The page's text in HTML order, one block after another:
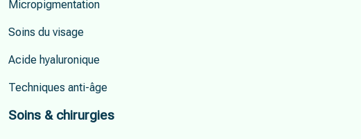
Micropigmentation
Soins du visage
Acide hyaluronique
Techniques anti-âge
Soins & chirurgies